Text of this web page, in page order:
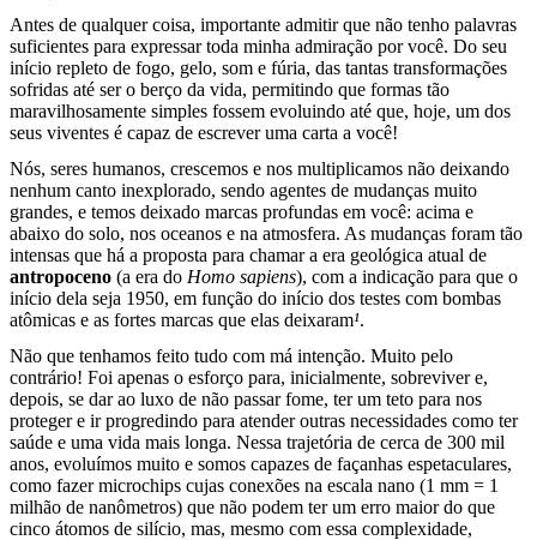
Antes de qualquer coisa, importante admitir que não tenho palavras
suficientes para expressar toda minha admiração por você. Do seu
início repleto de fogo, gelo, som e fúria, das tantas transformações
sofridas até ser o berço da vida, permitindo que formas tão
maravilhosamente simples fossem evoluindo até que, hoje, um dos
seus viventes é capaz de escrever uma carta a você!
Nós, seres humanos, crescemos e nos multiplicamos não deixando
nenhum canto inexplorado, sendo agentes de mudanças muito
grandes, e temos deixado marcas profundas em você: acima e
abaixo do solo, nos oceanos e na atmosfera. As mudanças foram tão
intensas que há a proposta para chamar a era geológica atual de
antropoceno (a era do Homo sapiens), com a indicação para que o
início dela seja 1950, em função do início dos testes com bombas
atômicas e as fortes marcas que elas deixaram¹.
Não que tenhamos feito tudo com má intenção. Muito pelo
contrário! Foi apenas o esforço para, inicialmente, sobreviver e,
depois, se dar ao luxo de não passar fome, ter um teto para nos
proteger e ir progredindo para atender outras necessidades como ter
saúde e uma vida mais longa. Nessa trajetória de cerca de 300 mil
anos, evoluímos muito e somos capazes de façanhas espetaculares,
como fazer microchips cujas conexões na escala nano (1 mm = 1
milhão de nanômetros) que não podem ter um erro maior do que
cinco átomos de silício, mas, mesmo com essa complexidade,